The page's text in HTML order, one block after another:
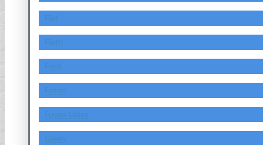
Fiat
Fiath
Ford
Foton
Fuyao Glass
Geely